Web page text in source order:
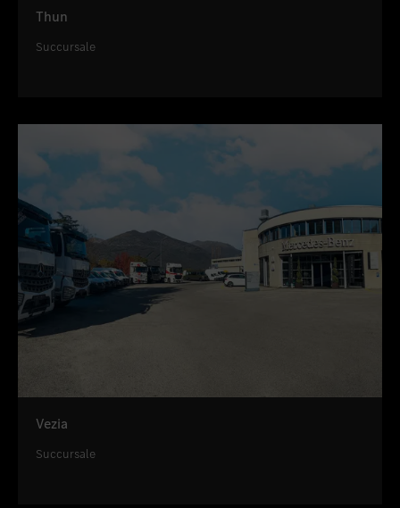
Thun
Succursale
Vezia
Succursale